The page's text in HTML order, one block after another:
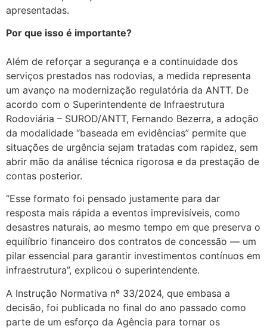
apresentadas.
Por que isso é importante?
Além de reforçar a segurança e a continuidade dos
serviços prestados nas rodovias, a medida representa
um avanço na modernização regulatória da ANTT. De
acordo com o Superintendente de Infraestrutura
Rodoviária – SUROD/ANTT, Fernando Bezerra, a adoção
da modalidade “baseada em evidências” permite que
situações de urgência sejam tratadas com rapidez, sem
abrir mão da análise técnica rigorosa e da prestação de
contas posterior.
“Esse formato foi pensado justamente para dar
resposta mais rápida a eventos imprevisíveis, como
desastres naturais, ao mesmo tempo em que preserva o
equilíbrio financeiro dos contratos de concessão — um
pilar essencial para garantir investimentos contínuos em
infraestrutura”, explicou o superintendente.
A Instrução Normativa nº 33/2024, que embasa a
decisão, foi publicada no final do ano passado como
parte de um esforço da Agência para tornar os